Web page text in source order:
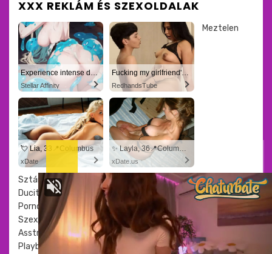
XXX REKLÁM ÉS SZEXOLDALAK
Experience intense desire for girls anytime, anywhere.
Stellar Affinity
Fucking my girlfriend's hot mommy by mistake
RedhandsTube
💘 Lia, 33📍Columbus
xDate
✨ Layla, 36📍Columbus
xDate.us
Meztelen
Sztárok
Ducitárs
Pornósztorik
Szextárs kereső
Asstr
Playboy csajok